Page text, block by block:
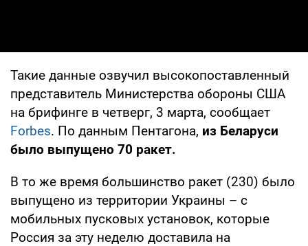
Такие данные озвучил высокопоставленный
представитель Министерства обороны США
на брифинге в четверг, 3 марта, сообщает
Forbes. По данным Пентагона, из Беларуси
было выпущено 70 ракет.
В то же время большинство ракет (230) было
выпущено из территории Украины – с
мобильных пусковых установок, которые
Россия за эту неделю доставила на